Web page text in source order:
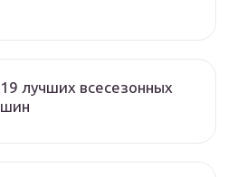
19 лучших всесезонных
шин